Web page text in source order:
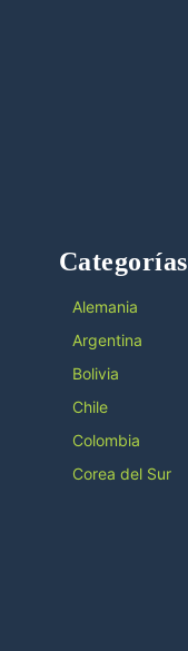
Categorías
Alemania
Argentina
Bolivia
Chile
Colombia
Corea del Sur